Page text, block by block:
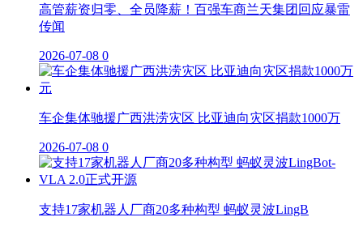
高管薪资归零、全员降薪！百强车商兰天集团回应暴雷
传闻
2026-07-08 0
车企集体驰援广西洪涝灾区 比亚迪向灾区捐款1000万
2026-07-08 0
支持17家机器人厂商20多种构型 蚂蚁灵波LingB